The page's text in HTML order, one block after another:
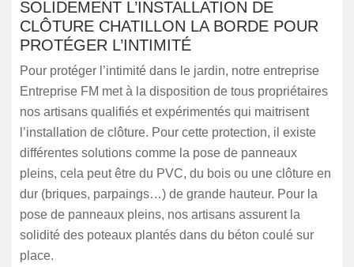
SOLIDEMENT L’INSTALLATION DE
CLÔTURE CHATILLON LA BORDE POUR
PROTÉGER L’INTIMITÉ
Pour protéger l’intimité dans le jardin, notre entreprise
Entreprise FM met à la disposition de tous propriétaires
nos artisans qualifiés et expérimentés qui maitrisent
l’installation de clôture. Pour cette protection, il existe
différentes solutions comme la pose de panneaux
pleins, cela peut être du PVC, du bois ou une clôture en
dur (briques, parpaings…) de grande hauteur. Pour la
pose de panneaux pleins, nos artisans assurent la
solidité des poteaux plantés dans du béton coulé sur
place.